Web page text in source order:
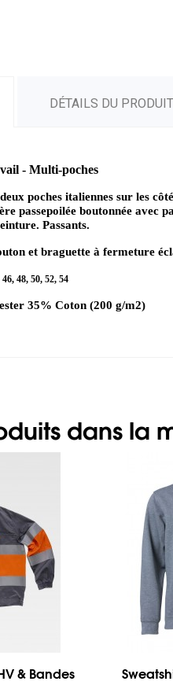
DÉTAILS DU PRODUIT
- Multi-poches
poches italiennes sur les
passepoilée boutonnée avec
Passants.
et braguette à fermeture
48, 50, 52, 54
35% Coton (200 g/m2)
dans la
& Bandes